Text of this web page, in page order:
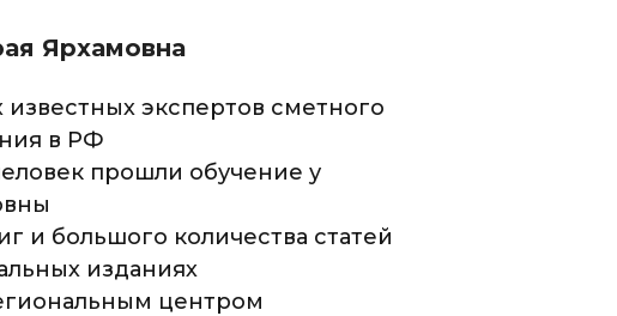
Ярхамовна
экспертов сметного
в РФ
прошли обучение у
и большого количества статей
изданиях
центром